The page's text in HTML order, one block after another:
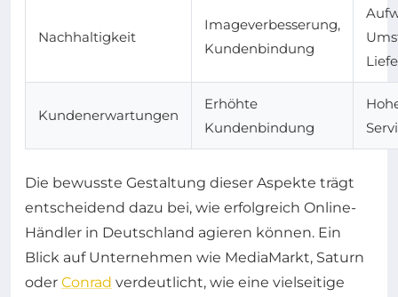
Nachhaltigkeit
Imageverbesserung,
Kundenbindung
Kundenerwartungen
Erhöhte
Kundenbindung
Die bewusste Gestaltung dieser Aspekte trägt
entscheidend dazu bei, wie erfolgreich Online-
Händler in Deutschland agieren können. Ein
Blick auf Unternehmen wie MediaMarkt, Saturn
oder Conrad verdeutlicht, wie eine vielseitige